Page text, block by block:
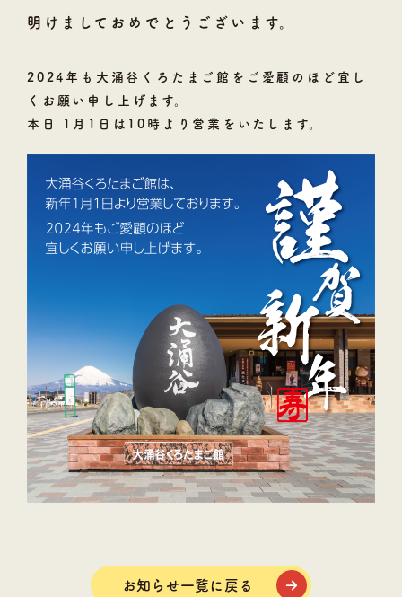
明けましておめでとうございます。
2024年も大涌谷くろたまご館をご愛顧のほど宜し
くお願い申し上げます。
本日 1月1日は10時より営業をいたします。
お知らせ一覧に戻る